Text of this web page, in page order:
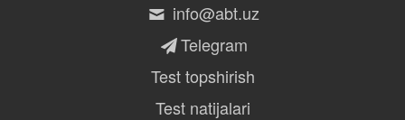
info@abt.uz
Telegram
Test topshirish
Test natijalari